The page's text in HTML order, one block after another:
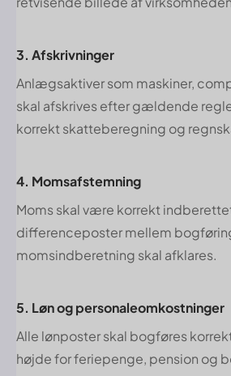
3. Afskrivninger
Anlægsaktiver som maskiner,
skal afskrives efter gældende
korrekt skatteberegning og
4. Momsafstemning
Moms skal være korrekt
differenceposter mellem
momsindberetning skal afklares.
5. Løn og personaleomkostninger
Alle lønposter skal bogføres
højde for feriepenge, pension og